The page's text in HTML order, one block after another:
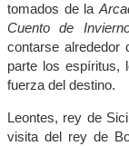
tomados de la
Cuento de
contarse alrededor
parte los espíritus,
fuerza del destino.
Leontes, rey de
visita del rey de